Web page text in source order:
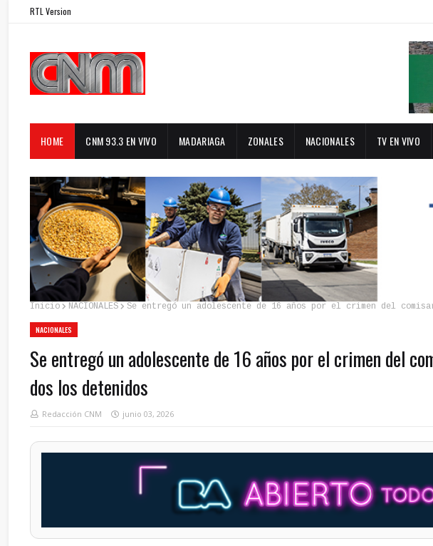
RTL Version
HOME CNM 93.3 EN VIVO MADARIAGA ZONALES NACIONALES TV EN VIVO
Inicio NACIONALES Se entregó un adolescente de 16 años por el crimen del
NACIONALES
Se entregó un adolescente de 16 años por el crimen del
dos los detenidos
Redacción CNM junio 03, 2026